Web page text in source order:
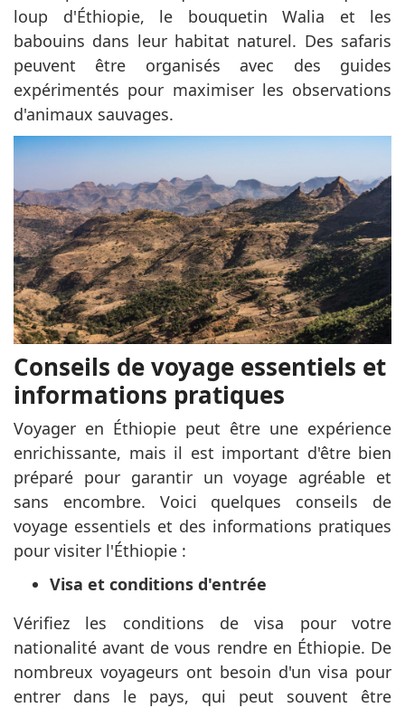
loup d'Éthiopie, le bouquetin Walia et les
babouins dans leur habitat naturel. Des safaris
peuvent être organisés avec des guides
expérimentés pour maximiser les observations
d'animaux sauvages.
Conseils de voyage essentiels et
informations pratiques
Voyager en Éthiopie peut être une expérience
enrichissante, mais il est important d'être bien
préparé pour garantir un voyage agréable et
sans encombre. Voici quelques conseils de
voyage essentiels et des informations pratiques
pour visiter l'Éthiopie :
Visa et conditions d'entrée
Vérifiez les conditions de visa pour votre
nationalité avant de vous rendre en Éthiopie. De
nombreux voyageurs ont besoin d'un visa pour
entrer dans le pays, qui peut souvent être